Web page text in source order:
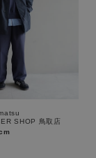
SHOP 鳥取店